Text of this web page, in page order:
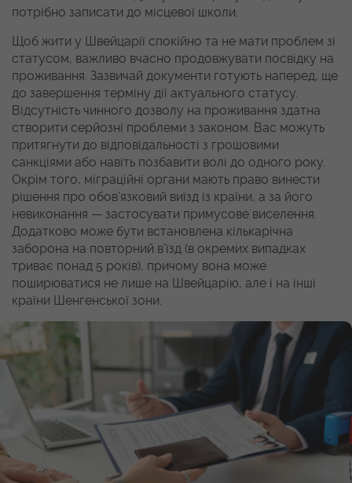
потрібно записати до місцевої школи.
Щоб жити у Швейцарії спокійно та не мати проблем зі
статусом, важливо вчасно продовжувати посвідку на
проживання. Зазвичай документи готують наперед, ще
до завершення терміну дії актуального статусу.
Відсутність чинного дозволу на проживання здатна
створити серйозні проблеми з законом. Вас можуть
притягнути до відповідальності з грошовими
санкціями або навіть позбавити волі до одного року.
Окрім того, міграційні органи мають право винести
рішення про обов’язковий виїзд із країни, а за його
невиконання — застосувати примусове виселення.
Додатково може бути встановлена кількарічна
заборона на повторний в’їзд (в окремих випадках
триває понад 5 років), причому вона може
поширюватися не лише на Швейцарію, але і на інші
країни Шенгенської зони.